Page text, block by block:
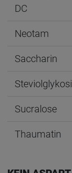
DC
Neotam
Saccharin
Sucralose
Thaumatin